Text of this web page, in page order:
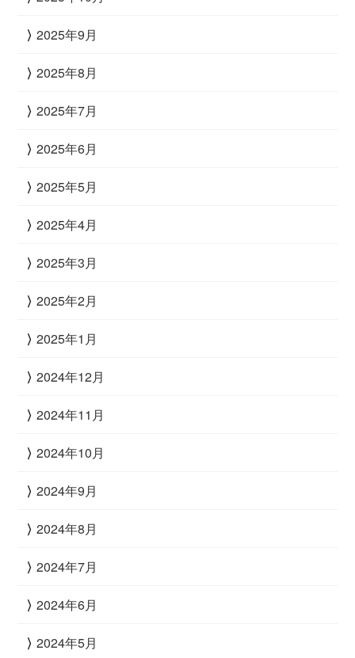
2025年9月
2025年8月
2025年7月
2025年6月
2025年5月
2025年4月
2025年3月
2025年2月
2025年1月
2024年12月
2024年11月
2024年10月
2024年9月
2024年8月
2024年7月
2024年6月
2024年5月